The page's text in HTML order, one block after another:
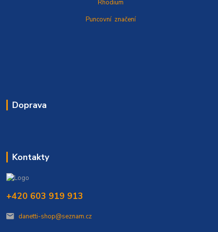
Rhodium
Puncovní značení
Doprava
Kontakty
+420 603 919 913
danetti-shop@seznam.cz